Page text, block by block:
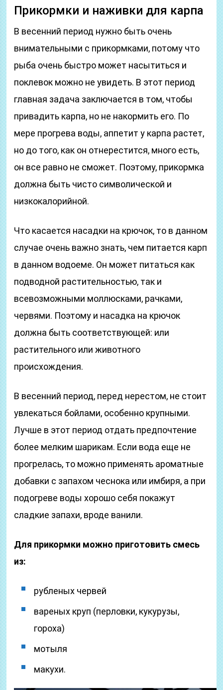
Прикормки и наживки для карпа
В весенний период нужно быть очень
внимательными с прикормками, потому что
рыба очень быстро может насытиться и
поклевок можно не увидеть. В этот период
главная задача заключается в том, чтобы
привадить карпа, но не накормить его. По
мере прогрева воды, аппетит у карпа растет,
но до того, как он отнерестится, много есть,
он все равно не сможет. Поэтому, прикормка
должна быть чисто символической и
низкокалорийной.
Что касается насадки на крючок, то в данном
случае очень важно знать, чем питается карп
в данном водоеме. Он может питаться как
подводной растительностью, так и
всевозможными моллюсками, рачками,
червями. Поэтому и насадка на крючок
должна быть соответствующей: или
растительного или животного
происхождения.
В весенний период, перед нерестом, не стоит
увлекаться бойлами, особенно крупными.
Лучше в этот период отдать предпочтение
более мелким шарикам. Если вода еще не
прогрелась, то можно применять ароматные
добавки с запахом чеснока или имбиря, а при
подогреве воды хорошо себя покажут
сладкие запахи, вроде ванили.
Для прикормки можно приготовить смесь
из:
рубленых червей
вареных круп (перловки, кукурузы,
гороха)
мотыля
макухи.